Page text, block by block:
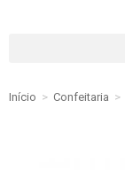
Início > Confeitaria >